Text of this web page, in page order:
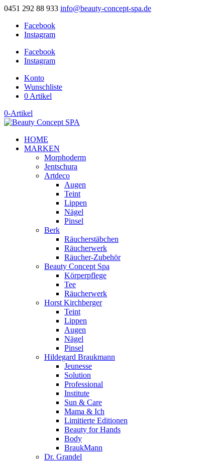
0451 292 88 933 info@beauty-concept-spa.de
Facebook
Instagram
Facebook
Instagram
Konto
Wunschliste
0 Artikel
0-Artikel
HOME
MARKEN
Morphoderm
Jentschura
Artdeco
Augen
Teint
Lippen
Nägel
Pinsel
Berk
Räucherstäbchen
Räucherwerk
Räucher-Zubehör
Beauty Concept Spa
Körperpflege
Tee
Räucherwerk
Horst Kirchberger
Teint
Lippen
Augen
Nägel
Pinsel
Hildegard Braukmann
Jeunesse
Solution
Professional
Institute
Sun & Care
Mama & Ich
Limitierte Editionen
Beauty for Hands
Body
BraukMann
Dr. Grandel